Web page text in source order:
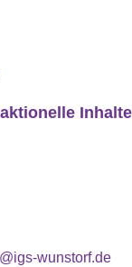
wunstorf.de